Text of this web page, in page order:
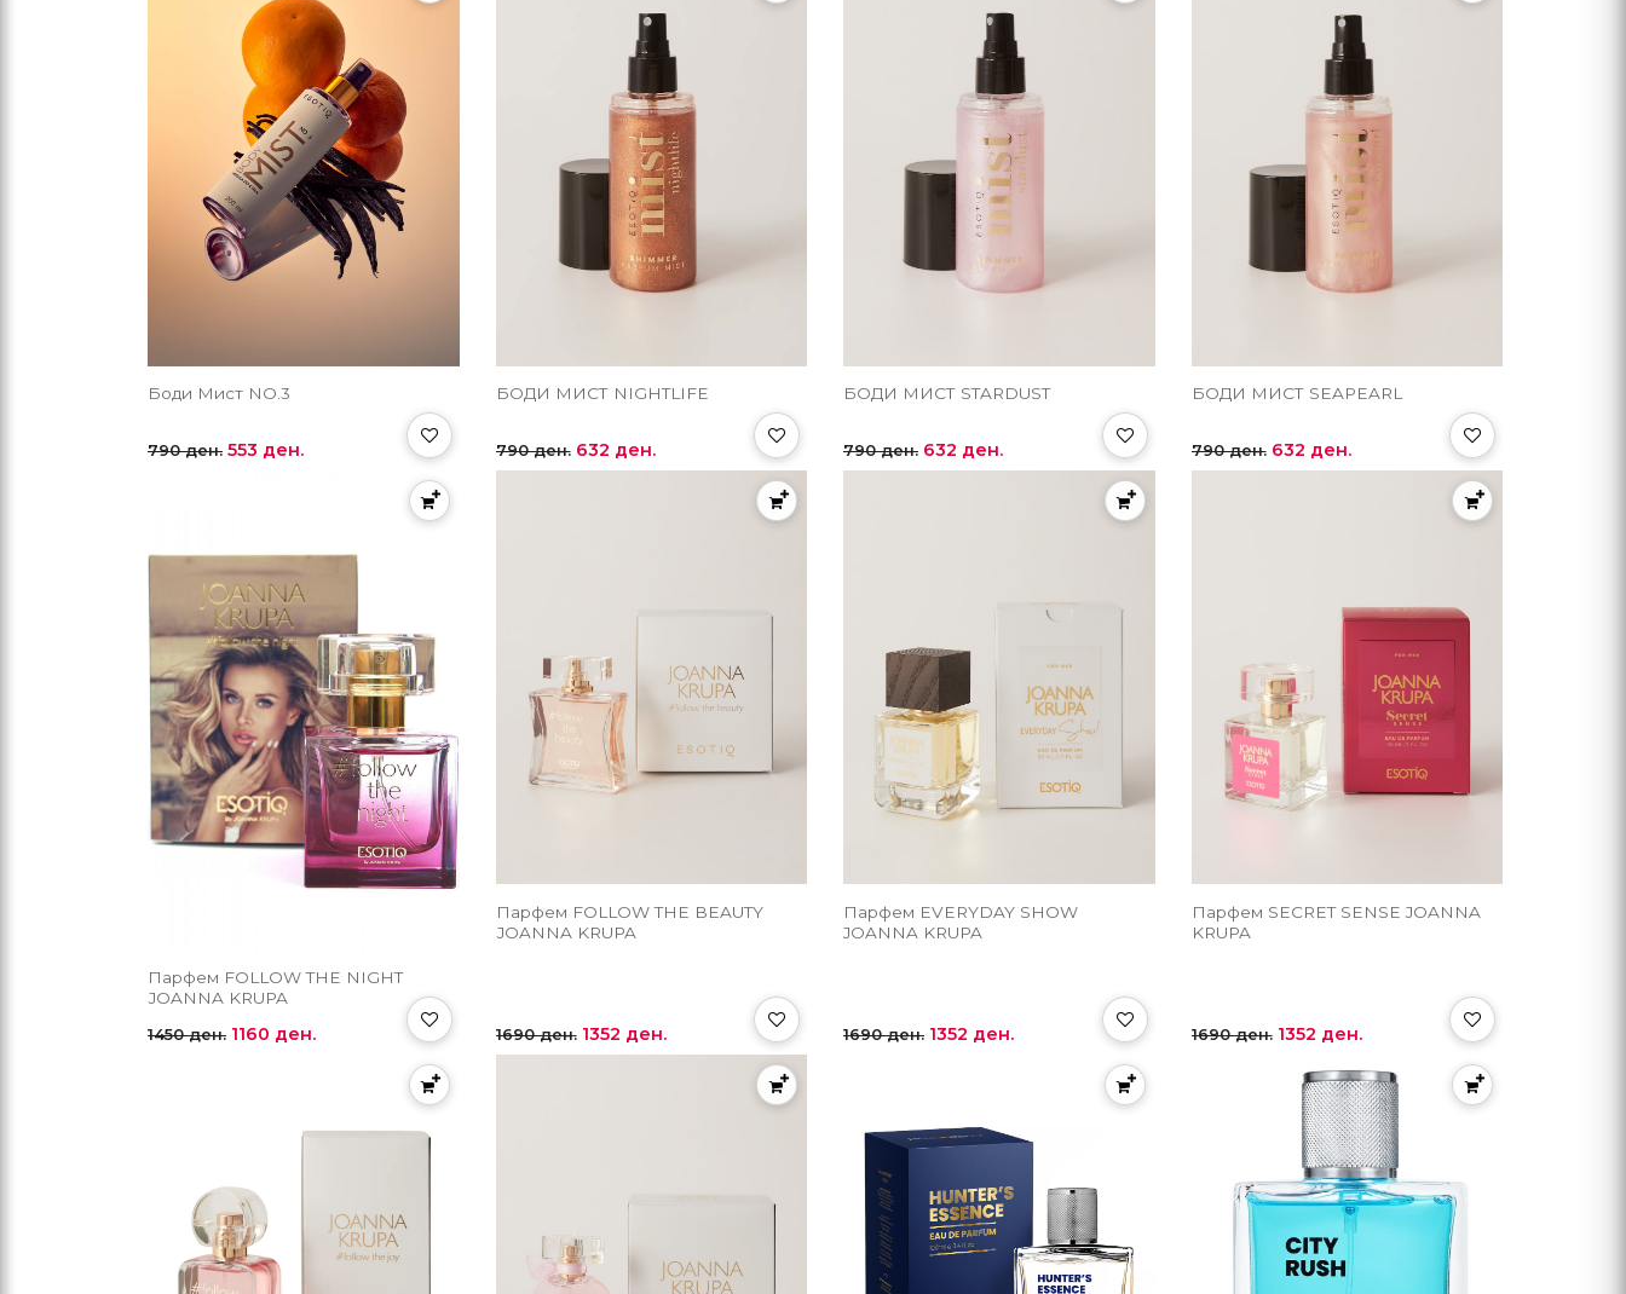
Боди Мист NO.3
790 ден. 553 ден.
БОДИ МИСТ NIGHTLIFE
790 ден. 632 ден.
БОДИ МИСТ STARDUST
790 ден. 632 ден.
БОДИ МИСТ SEAPEARL
790 ден. 632 ден.
Парфем FOLLOW THE NIGHT
ЈOANNA KRUPA
1450 ден. 1160 ден.
Парфем FOLLOW THE BEAUTY
ЈOANNA KRUPA
1690 ден. 1352 ден.
Парфем EVERYDAY SHOW
JOANNA KRUPA
1690 ден. 1352 ден.
Парфем SECRET SENSE JOANNA
KRUPA
1690 ден. 1352 ден.